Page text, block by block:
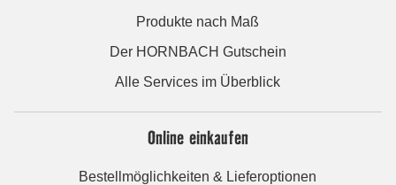
Produkte nach Maß
Der HORNBACH Gutschein
Alle Services im Überblick
Online einkaufen
Bestellmöglichkeiten & Lieferoptionen